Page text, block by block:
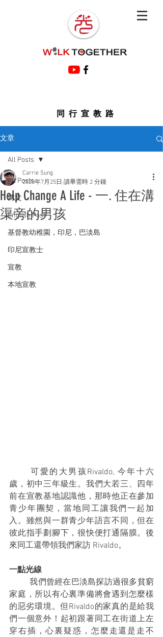
同行宣教路
文章
All Posts
博文
English Post
基督教幼稚園，印尼，巴淡島
印尼宣教士
宣教
本地宣教
All Posts
Help Change A Life - 一. 住在溝
渠旁的男孩
Carrie Sung
2020年7月25日 讀畢需時 2 分鐘
	可愛的大男孩Rivaldo, 今年十六
歲，初中三年級生。我們大若三、四年
前在宣教基地認識他，那時他正在參加
青少年團契，當地同工讓我們一起加
入。雖然與一群青少年語言不同，但在
彼此指手劃腳下，很快便打通隔膜。後
來同工還帶領我們家訪 Rivaldo。
一點光線
	我們曾經在巴淡島探訪過很多貧窮
家庭，所以有心裏準備將會遇到怎麼樣
的惡劣環境。但Rivaldo的家真的是給我
們一個意外！起初跟著同工在街道上左
穿右插，心裏疑惑，怎麼走還是走不